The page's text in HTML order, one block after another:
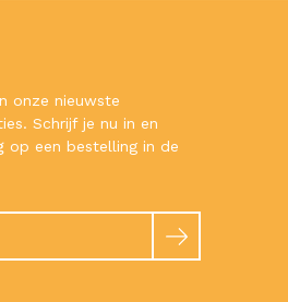
onze nieuwste
Schrijf je nu in en
op een bestelling in de